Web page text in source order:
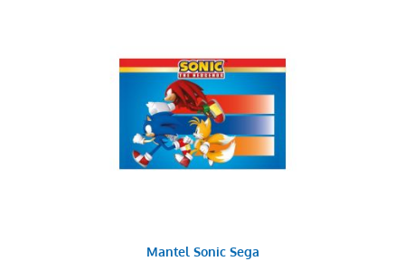
Mantel Sonic Sega